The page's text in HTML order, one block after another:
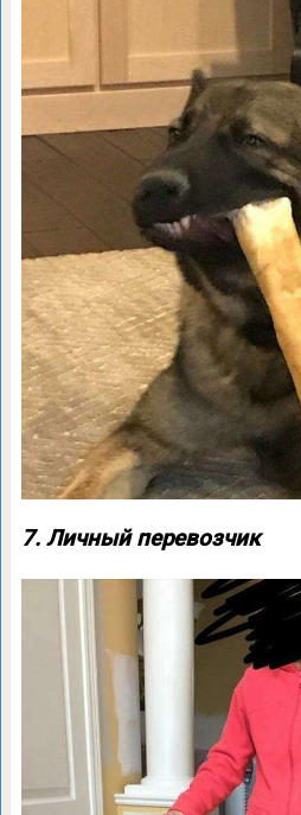
7. Личный перевозчик